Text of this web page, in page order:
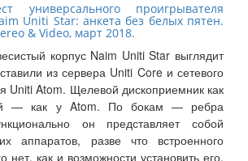
универсального проигрывателя
Uniti Star: анкета без белых пятен.
& Video, март 2018.
корпус Naim Uniti Star выглядит
из сервера Uniti Core и сетевого
Uniti Atom. Щелевой дископриемник как
— как у Atom. По бокам — ребра
он представляет собой
аппаратов, разве что встроенного
нет, как и возможности установить его.